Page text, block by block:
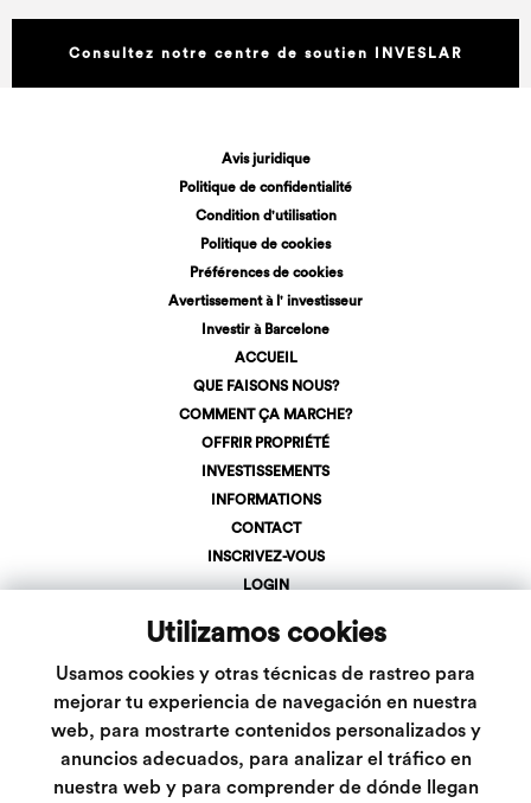
Utilizamos cookies
Usamos cookies y otras técnicas de rastreo para
mejorar tu experiencia de navegación en nuestra
web, para mostrarte contenidos personalizados y
anuncios adecuados, para analizar el tráfico en
nuestra web y para comprender de dónde llegan
Consultez notre centre de soutien INVESLAR
Avis juridique
Politique de confidentialité
Condition d'utilisation
Politique de cookies
Préférences de cookies
Avertissement à l' investisseur
Investir à Barcelone
ACCUEIL
QUE FAISONS NOUS?
COMMENT ÇA MARCHE?
OFFRIR PROPRIÉTÉ
INVESTISSEMENTS
INFORMATIONS
CONTACT
INSCRIVEZ-VOUS
LOGIN
info@inveslar.com
Suivez-nous